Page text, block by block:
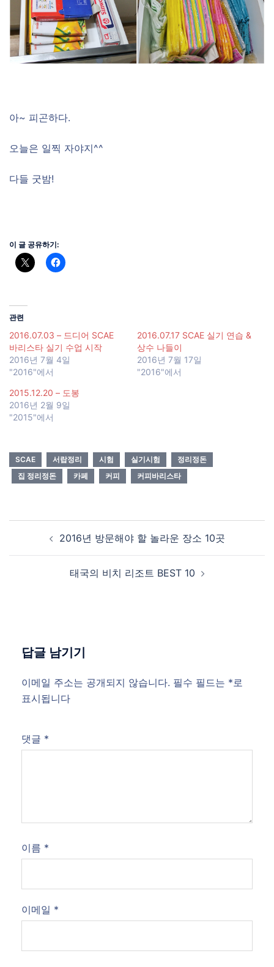
아~ 피곤하다.
오늘은 일찍 자야지^^
다들 굿밤!
이 글 공유하기:
관련
2016.07.03 – 드디어 SCAE
바리스타 실기 수업 시작
2016년 7월 4일
"2016"에서
2016.07.17 SCAE 실기 연습 &
상수 나들이
2016년 7월 17일
"2016"에서
2015.12.20 – 도봉
2016년 2월 9일
"2015"에서
SCAE 서랍정리 시험 실기시험
정리정돈
집 정리정돈
카페 커피 커피바리스타
navigation2016년 방문해야 할 놀라운 장소 10곳
태국의 비치 리조트 BEST 10
답글 남기기
이메일 주소는 공개되지 않습니다. 필수 필드는 *로
표시됩니다
댓글 *
이름 *
이메일 *